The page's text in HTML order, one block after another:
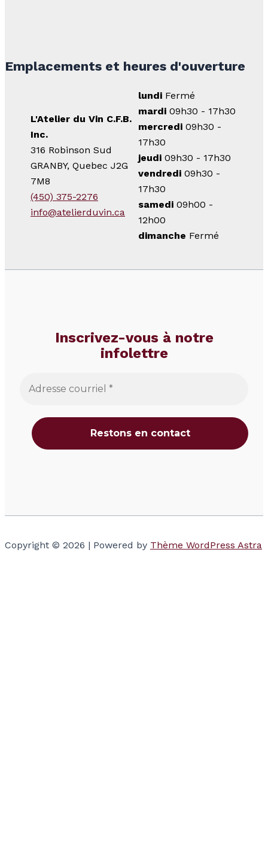
Emplacements et heures d'ouverture
L'Atelier du Vin C.F.B.
Inc.
316 Robinson Sud
GRANBY, Quebec J2G
7M8
(450) 375-2276
info@atelierduvin.ca
lundi Fermé
mardi 09h30 - 17h30
mercredi 09h30 -
17h30
jeudi 09h30 - 17h30
vendredi 09h30 -
17h30
samedi 09h00 -
12h00
dimanche Fermé
Inscrivez-vous à notre
infolettre
Copyright © 2026 | Powered by Thème WordPress Astra